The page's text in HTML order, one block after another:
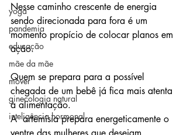
yoga
pandemia
educação
mãe da mãe
mover
ginecologia natural
inteligência hormonal
Nesse caminho crescente de energia
sendo direcionada para fora é um
momento propício de colocar planos em
ação.
Quem se prepara para a possível
chegada de um bebê já fica mais atenta
à alimentação.
A  artemísia prepara energeticamente o